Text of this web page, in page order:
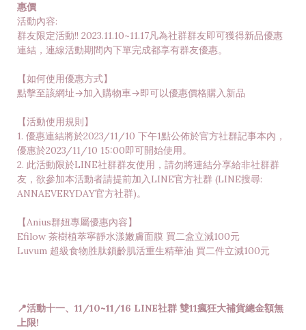
惠價
活動內容:
群友限定活動!! 2023.11.10~11.17凡為社群群友即可獲得新品優惠
連結，連線活動期間內下單完成都享有群友優惠。
【如何使用優惠方式】
點擊至該網址→加入購物車→即可以優惠價格購入新品
【活動使用規則】
1. 優惠連結將於2023/11/10 下午1點公佈於官方社群記事本內，
優惠於2023/11/10 15:00即可開始使用。
2. 此活動限於LINE社群群友使用，請勿將連結分享給非社群群
友，欲參加本活動者請提前加入LINE官方社群 (LINE搜尋:
ANNAEVERYDAY官方社群)。
【Anius群妞專屬優惠內容】
Efilow 茶樹植萃寧靜水漾嫩膚面膜 買二盒立減100元
Luvum 超級食物胜肽鎖齡肌活重生精華油 買二件立減100元
📍活動十一、11/10~11/16 LINE社群 雙11瘋狂大補貨總金額無
上限!